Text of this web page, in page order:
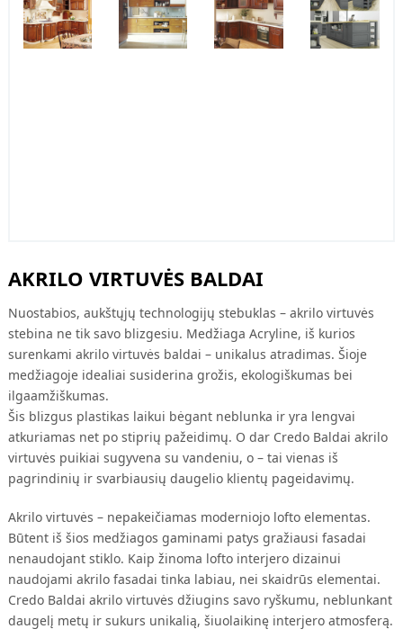
AKRILO VIRTUVĖS BALDAI
Nuostabios, aukštųjų technologijų stebuklas – akrilovirtuvės
stebina ne tik savo blizgesiu. Medžiaga Acryline, iš kurios
surenkami akrilovirtuvės baldai – unikalus atradimas. Šioje
medžiagoje idealiai susiderina grožis, ekologiškumas bei
ilgaamžiškumas.
Šis blizgus plastikas laikui bėgant neblunka ir yra lengvai
atkuriamas net po stiprių pažeidimų. O dar CredoBaldai akrilo
virtuvės puikiai sugyvena su vandeniu, o – tai vienas iš
pagrindinių ir svarbiausių daugelio klientų pageidavimų.
Akrilovirtuvės – nepakeičiamas moderniojo lofto elementas.
Būtent iš šios medžiagos gaminami patys gražiausi fasadai
nenaudojant stiklo. Kaip žinoma lofto interjero dizainui
naudojami akrilofasadai tinka labiau, nei skaidrūs elementai.
CredoBaldai akrilovirtuvės džiugins savo ryškumu, neblunkant
daugelį metų ir sukurs unikalią, šiuolaikinę interjero atmosferą.